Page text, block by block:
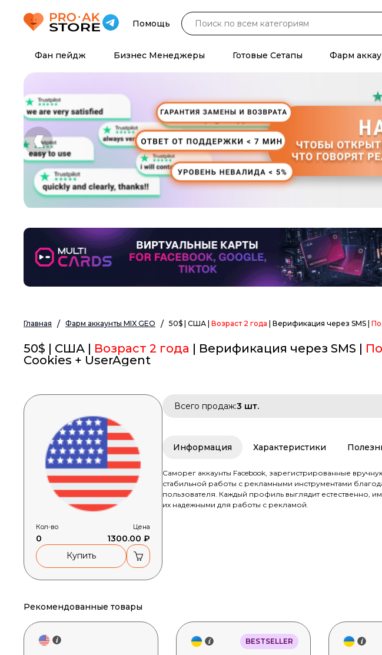
Помощь
Фан пейдж Бизнес Менеджеры Готовые Сетапы Фарм
Главная Фарм аккаунты MIX GEO 50$ | США | Возраст 2 года | Верификация через SMS |
50$ | США | Возраст 2 года | Верификация через SMS |
Cookies + UserAgent
Кол-во
0
Цена
1300.00 ₽
Купить
Всего продаж:3 шт.
Информация
Саморег аккаунты Facebook, зарегистрированные
стабильной работы с рекламными инструментами
пользователя. Каждый профиль выглядит естественно,
их надежными для работы с рекламой.
Характеристики
Рекомендованные товары
BESTSELLER